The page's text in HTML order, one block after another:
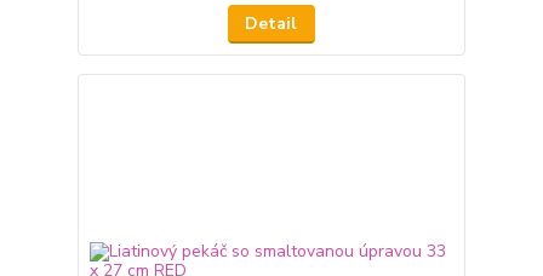
Detail